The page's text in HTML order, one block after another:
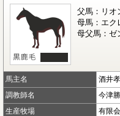
父馬：リオ
母馬：エク
母父馬：ゼ
馬主名
酒井
調教師名
今津
生産牧場
有限